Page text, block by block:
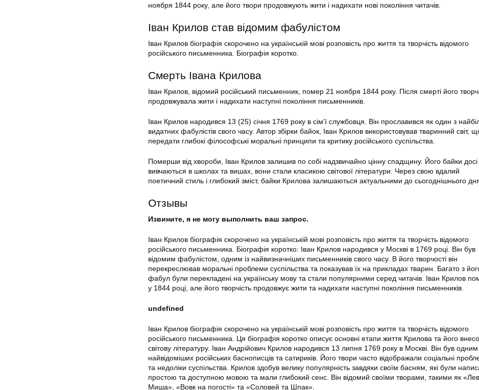
ноября 1844 року, але його твори продовжують жити і надихати нові покоління читачів.
Іван Крилов став відомим фабулістом
Іван Крилов біографія скорочено на українській мові розповість про життя та творчість відомого
російського письменника. Біографія коротко.
Смерть Івана Крилова
Іван Крилов, відомий російський письменник, помер 21 ноября 1844 року. Після смерті його
продовжувала жити і надихати наступні покоління письменників.
Іван Крилов народився 13 (25) січня 1769 року в сім’ї службовця. Він прославився як один з
видатних фабулістів свого часу. Автор збірки байок, Іван Крилов використовував тваринний світ,
передати глибокі філософські моральні принципи та критику російського суспільства.
Померши від хвороби, Іван Крилов залишив по собі надзвичайно цінну спадщину. Його байки досі
вивчаються в школах та вишах, вони стали класикою світової літератури. Через свою вдалий
поетичний стиль і глибокий зміст, байки Крилова залишаються актуальними до сьогоднішнього
Отзывы
Извините, я не могу выполнить ваш запрос.
Іван Крилов біографія скорочено на українській мові розповість про життя та творчість відомого
російського письменника. Біографія коротко: Іван Крилов народився у Москві в 1769 році. Він був
відомим фабулістом, одним із найвизначніших письменників свого часу. В його творчості він
перекреслював моральні проблеми суспільства та показував їх на прикладах тварин. Багато з
фабул були перекладені на українську мову та стали популярними серед читачів. Іван Крилов
у 1844 році, але його творчість продовжує жити та надихати наступні покоління письменників.
undefined
Іван Крилов біографія скорочено на українській мові розповість про життя та творчість відомого
російського письменника. Ця біографія коротко описує основні етапи життя Крилова та його
світову літературу. Іван Андрійович Крилов народився 13 липня 1769 року в Москві. Він був одним
найвідоміших російських баснописців та сатириків. Його твори часто відображали соціальні
та недоліки суспільства. Крилов здобув велику популярність завдяки своїм басням, які були
простою та доступною мовою та мали глибокий сенс. Він відомий своїми творами, такими як «Лев
Миша», «Вовк на погості» та «Соловей та Шпак».